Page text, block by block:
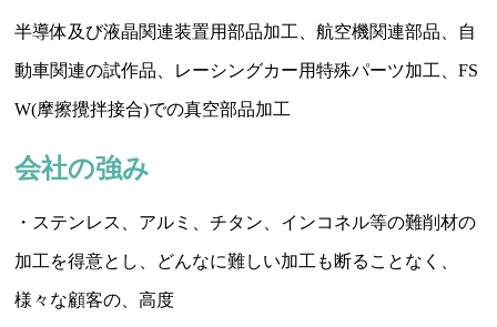
半導体及び液晶関連装置用部品加工、航空機関連部品、自
動車関連の試作品、レーシングカー用特殊パーツ加工、FS
W(摩擦攪拌接合)での真空部品加工
会社の強み
・ステンレス、アルミ、チタン、インコネル等の難削材の
加工を得意とし、どんなに難しい加工も断ることなく、
様々な顧客の、高度